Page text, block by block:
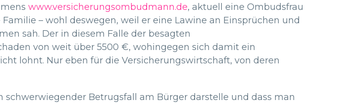
www.versicherungsombudmann.de, aktuell eine Ombudsfrau
– wohl deswegen, weil er eine Lawine an Einsprüchen und
sah. Der in diesem Falle der besagten
von weit über 5500 €, wohingegen sich damit ein
lohnt. Nur eben für die Versicherungswirtschaft, von deren
Betrugsfall am Bürger darstelle und dass man